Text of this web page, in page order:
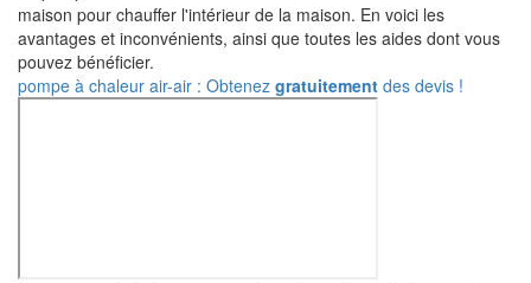
maison pour chauffer l'intérieur de la maison. En voici les
avantages et inconvénients, ainsi que toutes les aides dont vous
pouvez bénéficier.
pompe à chaleur air-air : Obtenez gratuitement des devis !